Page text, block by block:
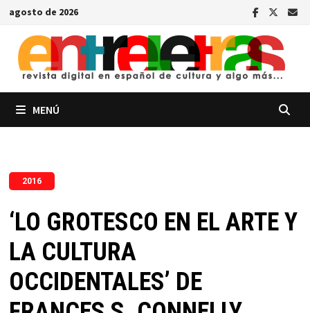
Saltar
contenido
agosto de 2026
MENÚ
2016
‘LO GROTESCO EN EL ARTE Y
LA CULTURA
OCCIDENTALES’ DE